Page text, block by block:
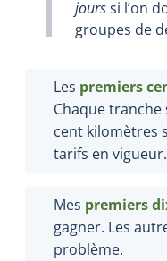
jourssi l’on
groupes de
Les premiers
Chaque
cent kilomètres
tarifs en vigueur.
Mes premiers
gagner. Les
problème.